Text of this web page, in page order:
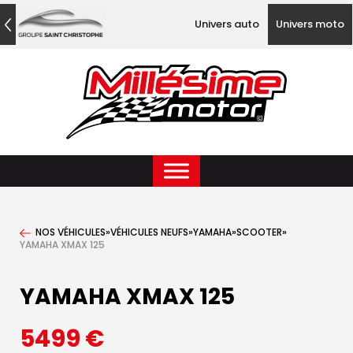
Univers auto Univers moto
NOS VÉHICULES»VÉHICULES NEUFS»YAMAHA»SCOOTER»
YAMAHA XMAX 125
YAMAHA XMAX 125
5499€